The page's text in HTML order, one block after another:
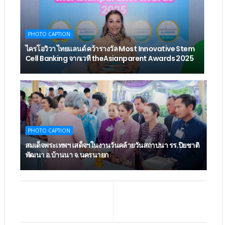
PHOTO CAPTION
ไครโอวิวา ไทยแลนด์ คว้ารางวัล Most Innovative Stem
Cell Banking จากเวที theAsianparent Awards 2025
PHOTO CAPTION
สมเด็จพระเทพฯ เสด็จฯในงานวันคล้ายวันสถาปนา รร.ปิยชาติ
พัฒนา อ.บ้านนา จ.นครนายก